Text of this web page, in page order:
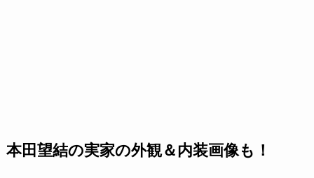
本田望結の実家の外観＆内装画像も！